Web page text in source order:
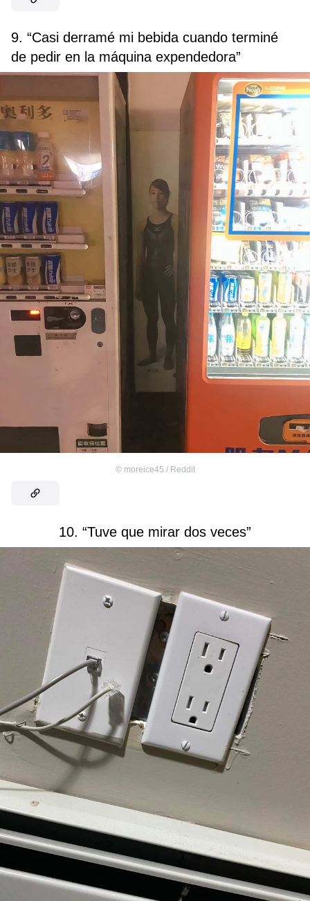
9. “Casi derramé mi bebida cuando terminé
de pedir en la máquina expendedora”
© moreice45 / Reddit
10. “Tuve que mirar dos veces”